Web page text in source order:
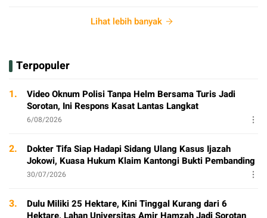
Lihat lebih banyak
Terpopuler
1.
Video Oknum Polisi Tanpa Helm Bersama Turis Jadi
Sorotan, Ini Respons Kasat Lantas Langkat
6/08/2026
2.
Dokter Tifa Siap Hadapi Sidang Ulang Kasus Ijazah
Jokowi, Kuasa Hukum Klaim Kantongi Bukti Pembanding
30/07/2026
3.
Dulu Miliki 25 Hektare, Kini Tinggal Kurang dari 6